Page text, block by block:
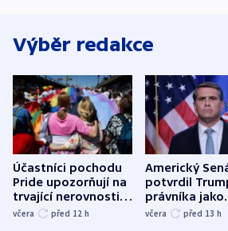
Výběr redakce
Účastníci pochodu
Pride upozorňují na
trvající nerovnosti i
společenskou
včera před 12 h
Americký
potvrdil
právníka jako
ministra
včera před 13 h